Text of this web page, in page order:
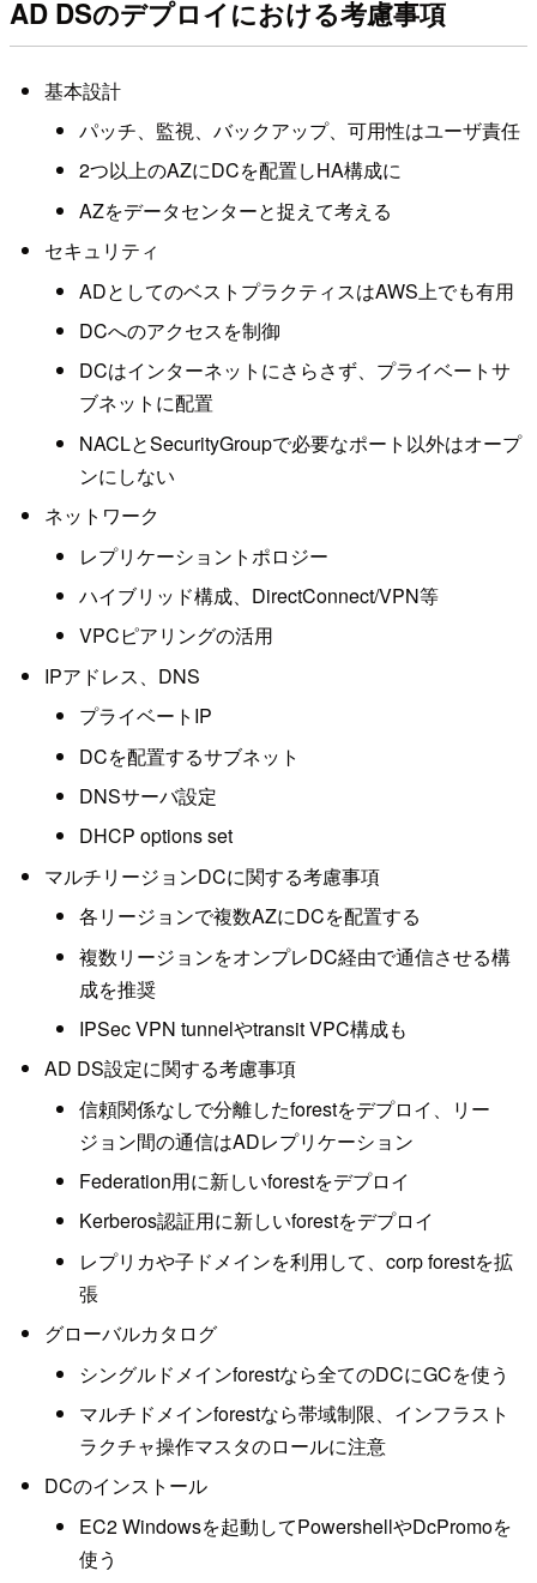
AD DSのデプロイにおける考慮事項
基本設計
パッチ、監視、バックアップ、可用性はユーザ責任
2つ以上のAZにDCを配置しHA構成に
AZをデータセンターと捉えて考える
セキュリティ
ADとしてのベストプラクティスはAWS上でも有用
DCへのアクセスを制御
DCはインターネットにさらさず、プライベートサ
ブネットに配置
NACLとSecurityGroupで必要なポート以外はオープ
ンにしない
ネットワーク
レプリケーショントポロジー
ハイブリッド構成、DirectConnect/VPN等
VPCピアリングの活用
IPアドレス、DNS
プライベートIP
DCを配置するサブネット
DNSサーバ設定
DHCP options set
マルチリージョンDCに関する考慮事項
各リージョンで複数AZにDCを配置する
複数リージョンをオンプレDC経由で通信させる構
成を推奨
IPSec VPN tunnelやtransit VPC構成も
AD DS設定に関する考慮事項
信頼関係なしで分離したforestをデプロイ、リー
ジョン間の通信はADレプリケーション
Federation用に新しいforestをデプロイ
Kerberos認証用に新しいforestをデプロイ
レプリカや子ドメインを利用して、corp forestを拡
張
グローバルカタログ
シングルドメインforestなら全てのDCにGCを使う
マルチドメインforestなら帯域制限、インフラスト
ラクチャ操作マスタのロールに注意
DCのインストール
EC2 Windowsを起動してPowershellやDcPromoを
使う